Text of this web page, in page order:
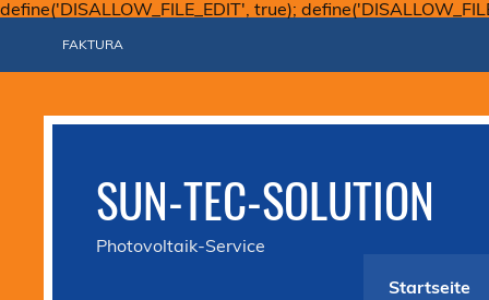
define('DISALLOW_FILE_EDIT', true);
FAKTURA
SUN-TEC-SOLUTION
Photovoltaik-Service
Startseite